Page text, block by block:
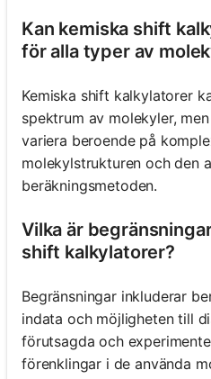
Kan kemiska shift
för alla typer av
Kemiska shift kalkylatorer
spektrum av molekyler,
variera beroende på
molekylstrukturen och den
beräkningsmetoden.
Vilka är
shift kalkylatorer?
Begränsningar inkluderar
indata och möjligheten till
förutsagda och
förenklingar i de använda